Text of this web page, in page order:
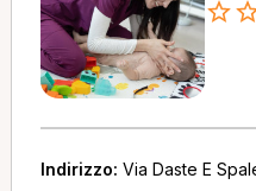
Indirizzo: Via Daste E